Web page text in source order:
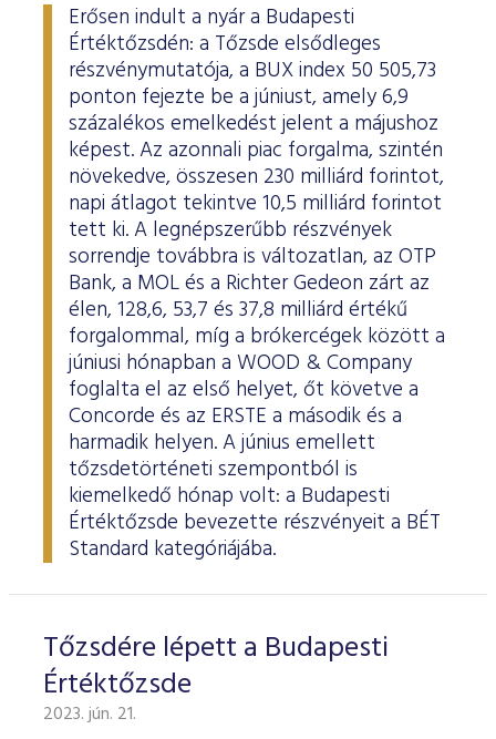
Erősen indult a nyár a Budapesti
Értéktőzsdén: a Tőzsde elsődleges
részvénymutatója, a BUX index 50 505,73
ponton fejezte be a júniust, amely 6,9
százalékos emelkedést jelent a májushoz
képest. Az azonnali piac forgalma, szintén
növekedve, összesen 230 milliárd forintot,
napi átlagot tekintve 10,5 milliárd forintot
tett ki. A legnépszerűbb részvények
sorrendje továbbra is változatlan, az OTP
Bank, a MOL és a Richter Gedeon zárt az
élen, 128,6, 53,7 és 37,8 milliárd értékű
forgalommal, míg a brókercégek között a
júniusi hónapban a WOOD & Company
foglalta el az első helyet, őt követve a
Concorde és az ERSTE a második és a
harmadik helyen. A június emellett
tőzsdetörténeti szempontból is
kiemelkedő hónap volt: a Budapesti
Értéktőzsde bevezette részvényeit a BÉT
Standard kategóriájába.
Tőzsdére lépett a Budapesti
Értéktőzsde
2023. jún. 21.